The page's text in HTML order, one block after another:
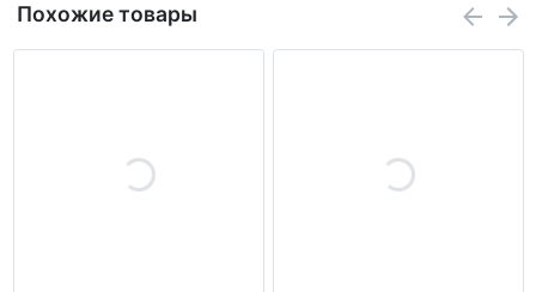
Похожие товары